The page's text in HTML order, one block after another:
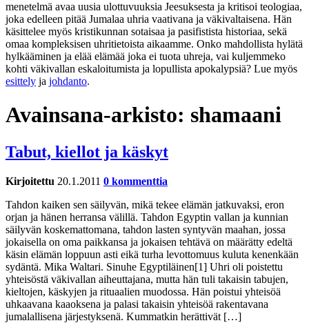
menetelmä avaa uusia ulottuvuuksia Jeesuksesta ja kritisoi teologiaa,
joka edelleen pitää Jumalaa uhria vaativana ja väkivaltaisena. Hän
käsittelee myös kristikunnan sotaisaa ja pasifistista historiaa, sekä
omaa kompleksisen uhritietoista aikaamme. Onko mahdollista hylätä
hylkääminen ja elää elämää joka ei tuota uhreja, vai kuljemmeko
kohti väkivallan eskaloitumista ja lopullista apokalypsiä? Lue myös
esittely ja johdanto.
Avainsana-arkisto: shamaani
Tabut, kiellot ja käskyt
Kirjoitettu 20.1.2011 0 kommenttia
Tahdon kaiken sen säilyvän, mikä tekee elämän jatkuvaksi, eron
orjan ja hänen herransa välillä. Tahdon Egyptin vallan ja kunnian
säilyvän koskemattomana, tahdon lasten syntyvän maahan, jossa
jokaisella on oma paikkansa ja jokaisen tehtävä on määrätty edeltä
käsin elämän loppuun asti eikä turha levottomuus kuluta kenenkään
sydäntä. Mika Waltari. Sinuhe Egyptiläinen[1] Uhri oli poistettu
yhteisöstä väkivallan aiheuttajana, mutta hän tuli takaisin tabujen,
kieltojen, käskyjen ja rituaalien muodossa. Hän poistui yhteisöä
uhkaavana kaaoksena ja palasi takaisin yhteisöä rakentavana
jumalallisena järjestyksenä. Kummatkin herättivät […]